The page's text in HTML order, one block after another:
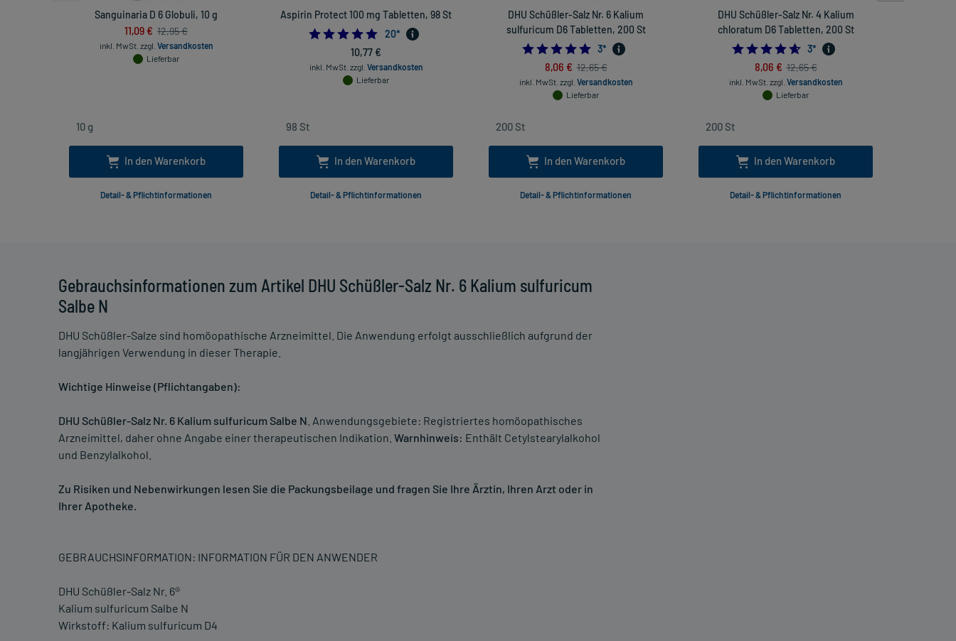
Gebrauchsinformationen zum Artikel DHU Schüßler-Salz Nr. 6 Kalium sulfuricum
Salbe N
DHU Schüßler-Salze sind homöopathische Arzneimittel. Die Anwendung erfolgt ausschließlich aufgrund der
langjährigen Verwendung in dieser Therapie.
Wichtige Hinweise (Pflichtangaben):
DHU Schüßler-Salz Nr. 6 Kalium sulfuricum Salbe N . Anwendungsgebiete: Registriertes homöopathisches
Arzneimittel, daher ohne Angabe einer therapeutischen Indikation. Warnhinweis: Enthält Cetylstearylalkohol
und Benzylalkohol.
Zu Risiken und Nebenwirkungen lesen Sie die Packungsbeilage und fragen Sie Ihre Ärztin, Ihren Arzt oder in
Ihrer Apotheke.
GEBRAUCHSINFORMATION: INFORMATION FÜR DEN ANWENDER
DHU Schüßler-Salz Nr. 6®
Kalium sulfuricum Salbe N
Wirkstoff: Kalium sulfuricum D4
Sanguinaria D 6 Globuli, 10 g
11,09 € 12,95 €
inkl. MwSt. zzgl. Versandkosten
Lieferbar
In den Warenkorb
Detail- & Pflichtinformationen
Aspirin Protect 100 mg Tabletten, 98 St
4.8
20*
10,77 €
inkl. MwSt. zzgl. Versandkosten
Lieferbar
In den Warenkorb
Detail- & Pflichtinformationen
DHU Schüßler-Salz Nr. 6 Kalium
sulfuricum D6 Tabletten, 200 St
5.0
3*
8,06 € 12,65 €
inkl. MwSt. zzgl. Versandkosten
Lieferbar
In den Warenkorb
Detail- & Pflichtinformationen
DHU Schüßler-Salz Nr. 4 Kalium
chloratum D6 Tabletten, 200 St
4.666666666666667
3*
8,06 € 12,65 €
inkl. MwSt. zzgl. Versandkosten
Lieferbar
In den Warenkorb
Detail- & Pflichtinformationen